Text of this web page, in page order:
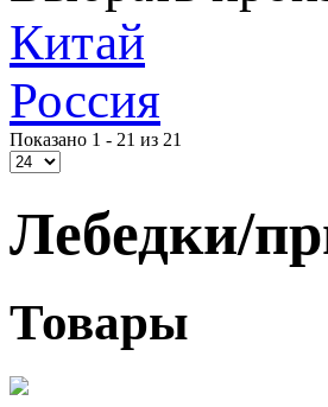
Китай
Россия
Показано 1 - 21 из 21
Лебедки/
Товары